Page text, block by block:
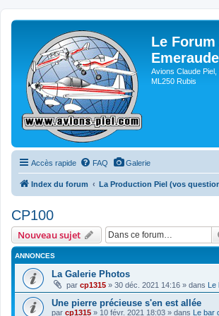
Le
Avions Claude
ML250 Rubis
Accès rapide FAQ Galerie
Index du forum La Production Piel (vos
CP100
Nouveau sujet
ANNONCES
La Galerie Photos
par cp1315 » 30 déc. 2021 14:16 » dans Le
Une pierre précieuse s'en est allée
par cp1315 » 10 févr. 2021 18:03 » dans Le bar